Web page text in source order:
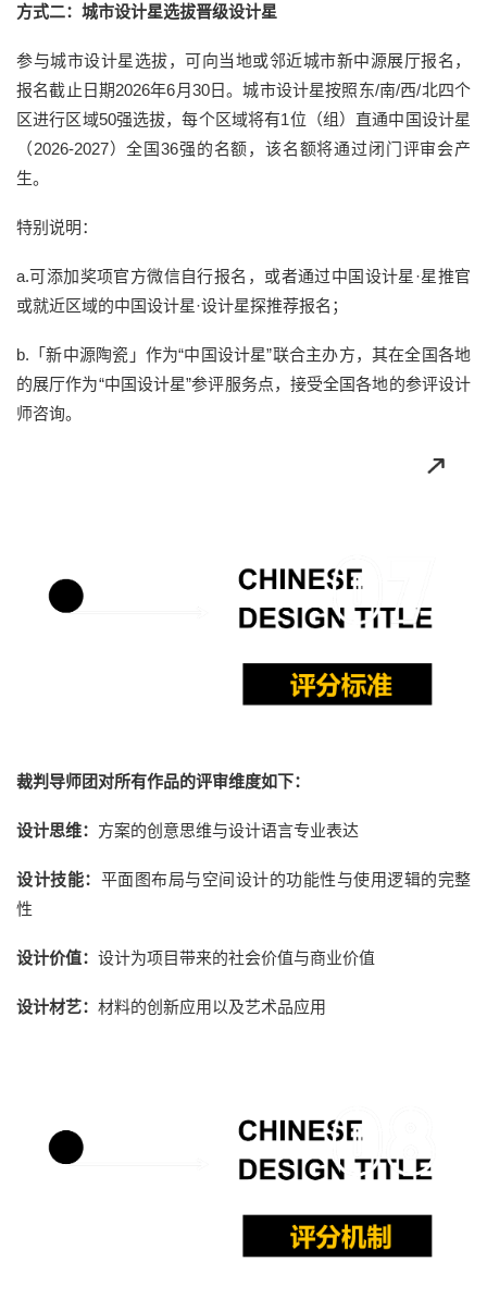
方式二：城市设计星选拔晋级设计星
参与城市设计星选拔，可向当地或邻近城市新中源展厅报名，
报名截止日期2026年6月30日。城市设计星按照东/南/西/北四个
区进行区域50强选拔，每个区域将有1位（组）直通中国设计星
（2026-2027）全国36强的名额，该名额将通过闭门评审会产
生。
特别说明：
a.可添加奖项官方微信自行报名，或者通过中国设计星·星推官
或就近区域的中国设计星·设计星探推荐报名；
b.「新中源陶瓷」作为“中国设计星”联合主办方，其在全国各地
的展厅作为“中国设计星”参评服务点，接受全国各地的参评设计
师咨询。
裁判导师团对所有作品的评审维度如下：
设计思维： 方案的创意思维与设计语言专业表达
设计技能： 平面图布局与空间设计的功能性与使用逻辑的完整
性
设计价值： 设计为项目带来的社会价值与商业价值
设计材艺： 材料的创新应用以及艺术品应用